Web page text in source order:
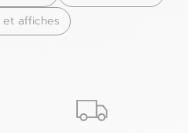
et affiches